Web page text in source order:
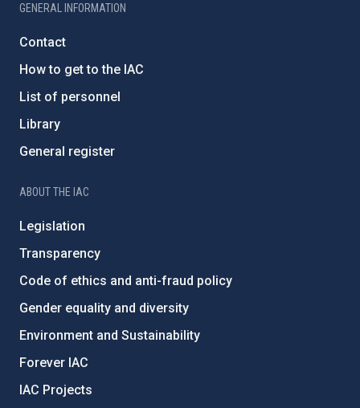
GENERAL INFORMATION
Contact
How to get to the IAC
List of personnel
Library
General register
ABOUT THE IAC
Legislation
Transparency
Code of ethics and anti-fraud policy
Gender equality and diversity
Environment and Sustainability
Forever IAC
IAC Projects